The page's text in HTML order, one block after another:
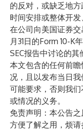
的反对，或缺乏地方
时间安排或整体开
在公司向美国证券交
月31日的Form 10-K
SEC报告中讨论的其
本文包含的任何前
况，且以发布当日
可能要求，否则我
或情况的义务。
免责声明：本公告
方便了解之用，烦